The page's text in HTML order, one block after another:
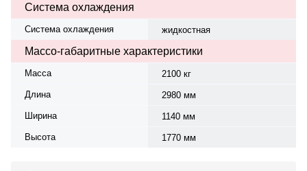
Система охлаждения
Система охлаждения жидкостная
Массо-габаритные характеристики
Масса
2100 кг
Длина
2980 мм
Ширина
1140 мм
Высота
1770 мм